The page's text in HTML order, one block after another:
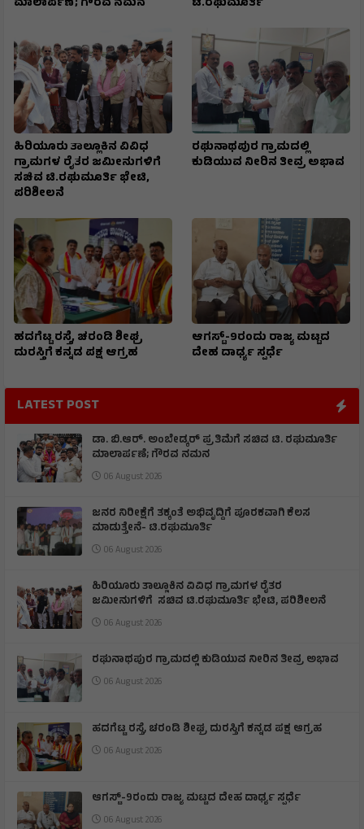
ಹಿರಿಯೂರು ತಾಲ್ಲೂಕಿನ ವಿವಿಧ
ಗ್ರಾಮಗಳ ರೈತರ ಜಮೀನುಗಳಿಗೆ
ಸಚಿವ ಟಿ.ರಘುಮೂರ್ತಿ ಭೇಟಿ,
ಪರಿಶೀಲನೆ
ರಘುನಾಥಪುರ ಗ್ರಾಮದಲ್ಲಿ
ಕುಡಿಯುವ ನೀರಿನ ತೀವ್ರ ಅಭಾವ
ಹದಗೆಟ್ಟ ರಸ್ತೆ, ಚರಂಡಿ ಶೀಘ್ರ
ದುರಸ್ತಿಗೆ ಕನ್ನಡ ಪಕ್ಷ ಆಗ್ರಹ
ಆಗಸ್ಟ್-9ರಂದು ರಾಜ್ಯ ಮಟ್ಟದ
ದೇಹ ದಾರ್ಢ್ಯ ಸ್ಪರ್ಧೆ
LATEST POST
ಡಾ. ಬಿ.ಆರ್. ಅಂಬೇಡ್ಕರ್ ಪ್ರತಿಮೆಗೆ ಸಚಿವ ಟಿ. ರಘುಮೂರ್ತಿ
ಮಾಲಾರ್ಪಣೆ; ಗೌರವ ನಮನ
06 August 2026
ಜನರ ನಿರೀಕ್ಷೆಗೆ ತಕ್ಕಂತೆ ಅಭಿವೃದ್ದಿಗೆ ಪೂರಕವಾಗಿ ಕೆಲಸ
ಮಾಡುತ್ತೇನೆ- ಟಿ.ರಘುಮೂರ್ತಿ
06 August 2026
ಹಿರಿಯೂರು ತಾಲ್ಲೂಕಿನ ವಿವಿಧ ಗ್ರಾಮಗಳ ರೈತರ
ಜಮೀನುಗಳಿಗೆ ಸಚಿವ ಟಿ.ರಘುಮೂರ್ತಿ ಭೇಟಿ, ಪರಿಶೀಲನೆ
06 August 2026
ರಘುನಾಥಪುರ ಗ್ರಾಮದಲ್ಲಿ ಕುಡಿಯುವ ನೀರಿನ ತೀವ್ರ ಅಭಾವ
06 August 2026
ಹದಗೆಟ್ಟ ರಸ್ತೆ, ಚರಂಡಿ ಶೀಘ್ರ ದುರಸ್ತಿಗೆ ಕನ್ನಡ ಪಕ್ಷ ಆಗ್ರಹ
06 August 2026
ಆಗಸ್ಟ್-9ರಂದು ರಾಜ್ಯ ಮಟ್ಟದ ದೇಹ ದಾರ್ಢ್ಯ ಸ್ಪರ್ಧೆ
06 August 2026